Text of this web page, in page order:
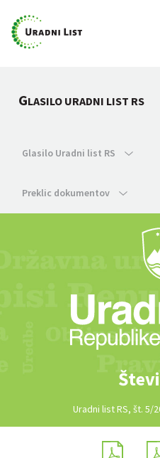
GLASILO URADNI LIST RS
Glasilo Uradni list RS
Preklic dokumentov
Uradni list RS, št. 5/